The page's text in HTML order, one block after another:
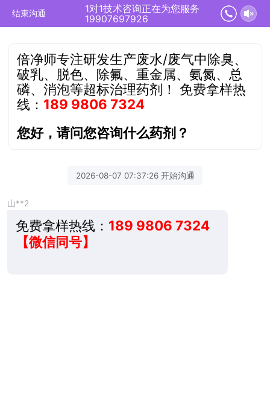
结束沟通
1对1技术咨询正在为您服务
19907697926
倍净师专注研发生产废水/废气中除臭、
破乳、脱色、除氟、重金属、氨氮、总
磷、消泡等超标治理药剂！ 免费拿样热
线： 189 9806 7324
您好，请问您咨询什么药剂？
2026-08-07 07:37:26 开始沟通
山**2
免费拿样热线： 189 9806 7324
【微信同号】